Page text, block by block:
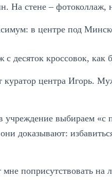
На стене –
с десяток кроссовок, как
куратор центра Игорь.
учреждение выбираем «с
доказывают:
мне поприсутствовать